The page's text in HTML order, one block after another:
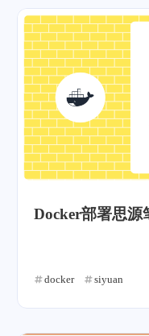
Docker部署思源
docker siyuan